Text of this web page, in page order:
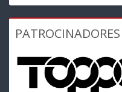
PATROCINADORES